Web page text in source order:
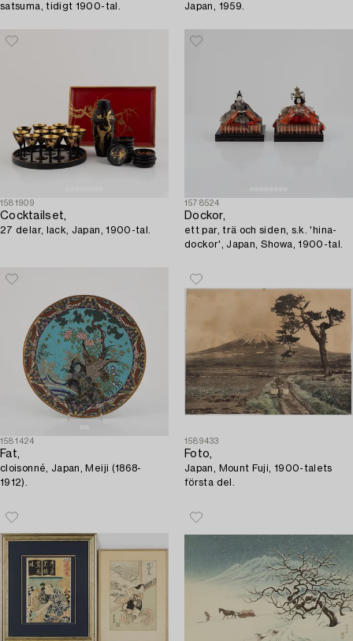
satsuma, tidigt 1900-tal. Japan, 1959.
1581909
Cocktailset,
27 delar, lack, Japan, 1900-tal.
1578524
Dockor,
ett par, trä och siden, s.k. 'hina-
dockor', Japan, Showa, 1900-tal.
1581424
Fat,
cloisonné, Japan, Meiji (1868-
1912).
1589433
Foto,
Japan, Mount Fuji, 1900-talets
första del.